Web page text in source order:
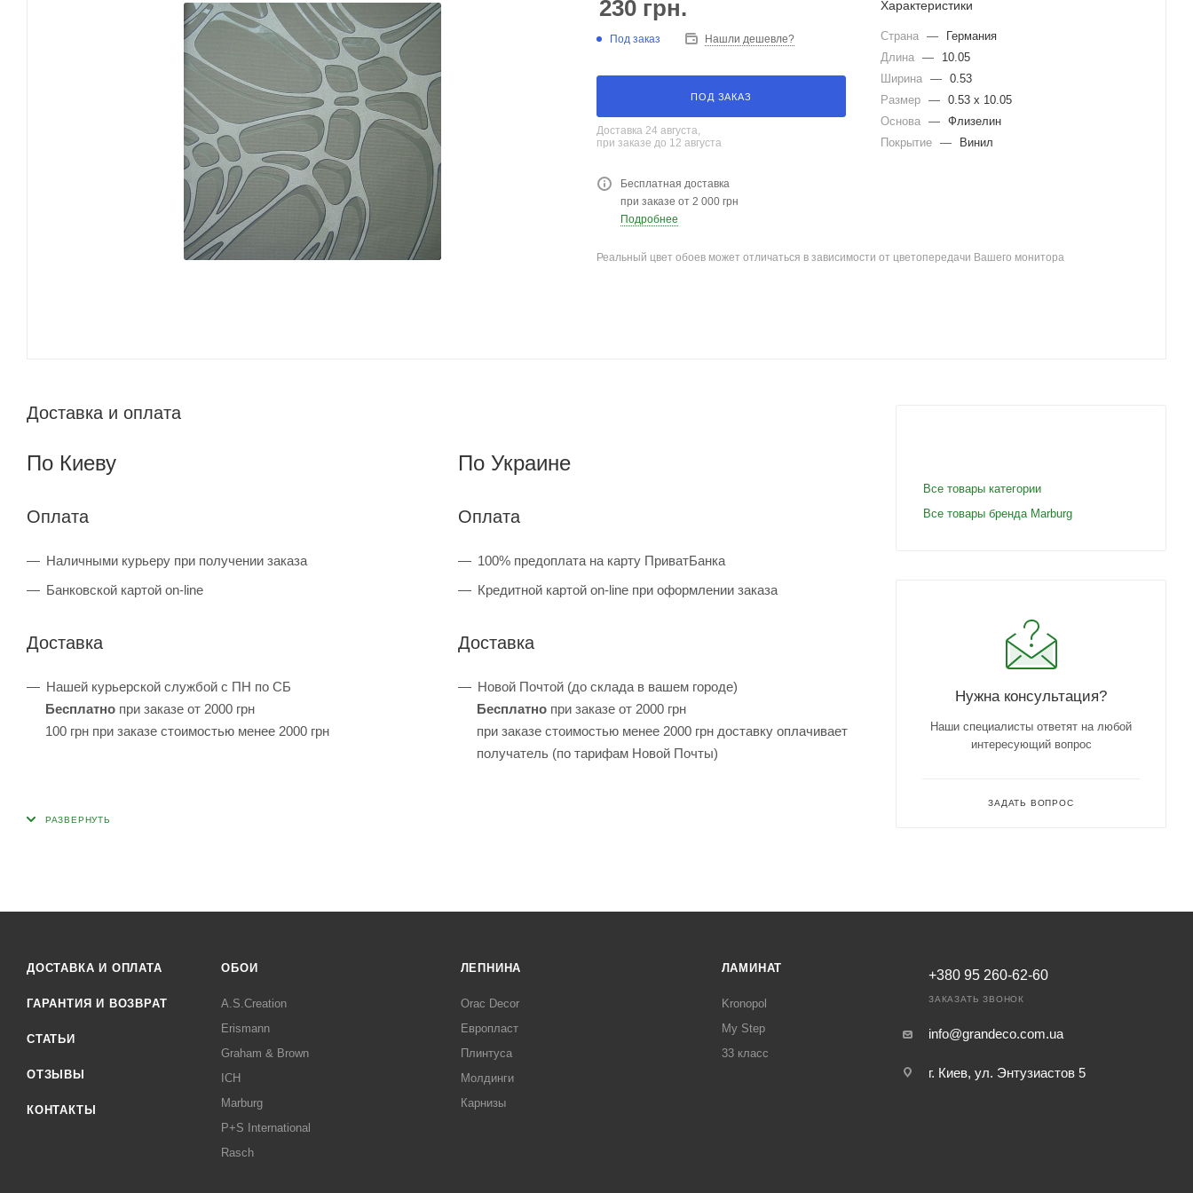
230 грн.
Под заказ Нашли дешевле?
ПОД ЗАКАЗ
Доставка 24 августа,
при заказе до 12 августа
Бесплатная доставка
при заказе от 2 000 грн
Подробнее
Характеристики
Страна —
Германия
Длина —
10.05
Ширина — 0.53
Размер — 0.53 x 10.05
Основа — Флизелин
Покрытие — Винил
Реальный цвет обоев может отличаться в зависимости от цветопередачи Вашего монитора
Доставка и оплата
По Киеву
Оплата
Наличными курьеру при получении заказа
Банковской картой on-line
Доставка
Нашей курьерской службой с ПН по СБ
Бесплатно при заказе от 2000 грн
100 грн при заказе стоимостью менее 2000 грн
По Украине
Оплата
100% предоплата на карту ПриватБанка
Кредитной картой on-line при оформлении заказа
Доставка
Новой Почтой (до склада в вашем городе)
Бесплатнопри заказе от 2000 грн
при заказе стоимостью менее 2000 грн доставку оплачивает
получатель (по тарифам Новой Почты)
Все товары категории
Все товары бренда Marburg
Нужна консультация?
Наши специалисты ответят на любой
интересующий вопрос
ЗАДАТЬ ВОПРОС
ДОСТАВКА И ОПЛАТА
ГАРАНТИЯ И ВОЗВРАТ
СТАТЬИ
ОТЗЫВЫ
КОНТАКТЫ
ОБОИ
A.S.Creation
Erismann
Graham & Brown
ICH
Marburg
P+S International
Rasch
ЛЕПНИНА
Orac Decor
Европласт
Плинтуса
Молдинги
Карнизы
ЛАМИНАТ
Kronopol
My Step
33 класс
+380 95 260-62-60
ЗАКАЗАТЬ ЗВОНОК
info@grandeco.com.ua
г. Киев, ул. Энтузиастов 5